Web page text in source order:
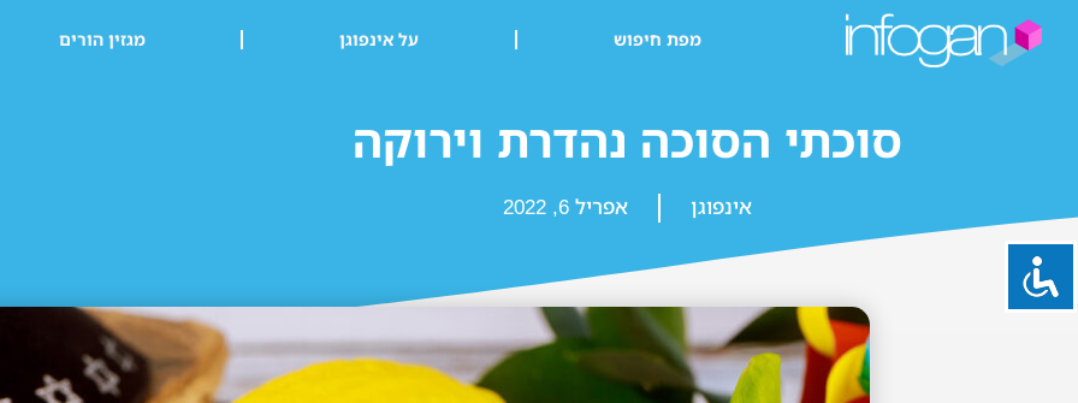
מפת חיפוש על אינפוגן מגזין הורים
סוכתי הסוכה נהדרת וירוקה
אינפוגן אפריל 6, 2022